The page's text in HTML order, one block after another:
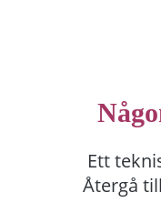
Ett
Återgå